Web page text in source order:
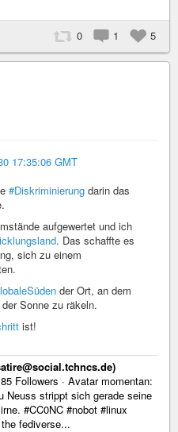
0 1 5
17:35:06 GMT
#Diskriminierung darin das
aufgewertet und ich
. Das schaffte es
sich zu einem
der Ort, an dem
Sonne zu räkeln.
ist!
Followers · Avatar momentan:
Neuss strippt sich gerade seine
#CC0NC #nobot #linux
fediverse...